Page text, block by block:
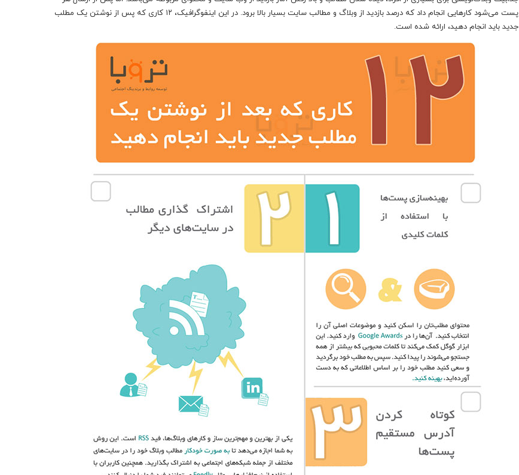
پست می‌شود کارهایی انجام داد که درصد بازدید از وبلاگ و مطالب سایت بسیار بالا برود. در این اینفوگرافیک، ۱۲ کاری که پس از نوشتن یک مطلب
جدید باید انجام دهید، ارائه شده است.